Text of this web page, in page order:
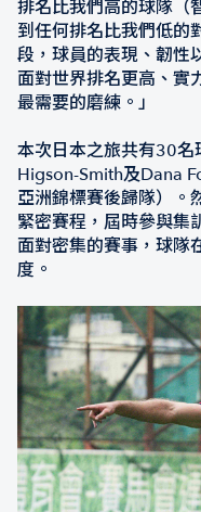
排名比我們高的球隊（
到任何排名比我們低的
段，球員的表現、韌性
面對世界排名更高、實
最需要的磨練。」
本次日本之旅共有30名
Higson-Smith及Dana
亞洲錦標賽後歸隊）。
緊密賽程，屆時參與集
面對密集的賽事，球隊
度。